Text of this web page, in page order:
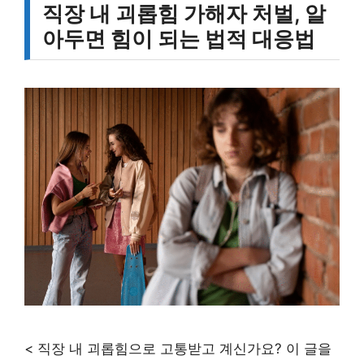
직장 내 괴롭힘 가해자 처벌, 알
아두면 힘이 되는 법적 대응법
< 직장 내 괴롭힘으로 고통받고 계신가요? 이 글을